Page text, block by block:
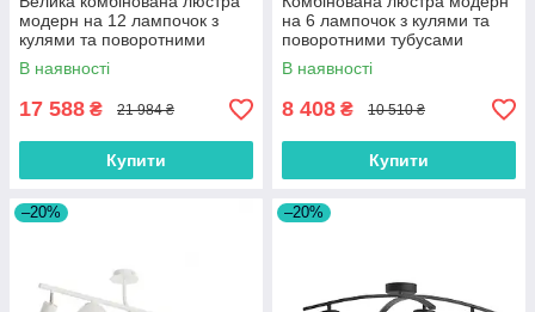
модерн на 12 лампочок з
кулями та поворотними
тубусами
В наявності
17 588 ₴ 21 984 ₴
Купити
на 6 лампочок з кулями та
поворотними тубусами
В наявності
8 408 ₴ 10 510 ₴
Купити
–20% –20%